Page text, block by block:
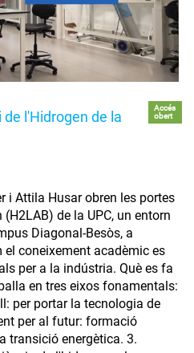
l'Hidrogen de la
Accés
obert
i Attila Husar obren les portes
de la UPC, un entorn
Diagonal-Besòs, a
el coneixement acadèmic es
per a la indústria. Què es fa
en tres eixos fonamentals:
per portar la tecnologia de
per al futur: formació
transició energètica. 3.